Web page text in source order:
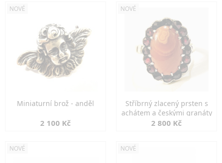
NOVÉ
Miniaturní brož - anděl
2 100 Kč
NOVÉ
Stříbrný zlacený prsten s
achátem a českými granáty
2 800 Kč
NOVÉ NOVÉ